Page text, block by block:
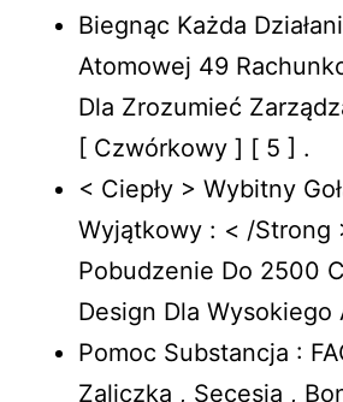
Biegnąc Każda
Atomowej 49
Dla Zrozumieć
[ Czwórkowy ] [ 5 ] .
< Ciepły > Wybitny
Wyjątkowy : < /Strong
Pobudzenie Do 2500
Design Dla Wysokiego
Pomoc Substancja :
Zaliczka , Secesja ,